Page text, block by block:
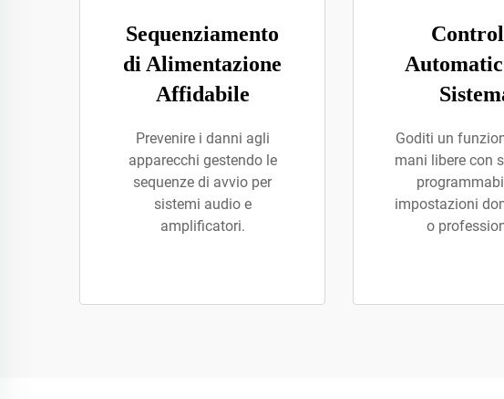
Sequenziamento
di Alimentazione
Affidabile
Prevenire i danni agli
apparecchi gestendo le
sequenze di avvio per
sistemi audio e
amplificatori.
Goditi un
mani libere con
impostazioni
o